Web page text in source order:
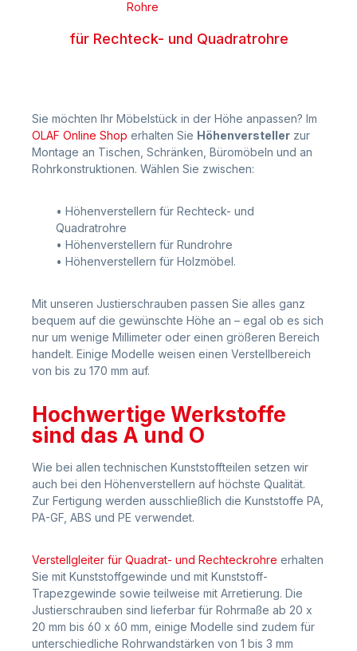
für Rechteck- und Quadratrohre
Sie möchten Ihr Möbelstück in der Höhe anpassen? Im
OLAF Online Shop erhalten Sie Höhenversteller zur
Montage an Tischen, Schränken, Büromöbeln und an
Rohrkonstruktionen. Wählen Sie zwischen:
• Höhenverstellern für Rechteck- und
Quadratrohre
• Höhenverstellern für Rundrohre
• Höhenverstellern für Holzmöbel.
Mit unseren Justierschrauben passen Sie alles ganz
bequem auf die gewünschte Höhe an – egal ob es sich
nur um wenige Millimeter oder einen größeren Bereich
handelt. Einige Modelle weisen einen Verstellbereich
von bis zu 170 mm auf.
Hochwertige Werkstoffe
sind das A und O
Wie bei allen technischen Kunststoffteilen setzen wir
auch bei den Höhenverstellern auf höchste Qualität.
Zur Fertigung werden ausschließlich die Kunststoffe PA,
PA-GF, ABS und PE verwendet.
Verstellgleiter für Quadrat- und Rechteckrohre erhalten
Sie mit Kunststoffgewinde und mit Kunststoff-
Trapezgewinde sowie teilweise mit Arretierung. Die
Justierschrauben sind lieferbar für Rohrmaße ab 20 x
20 mm bis 60 x 60 mm, einige Modelle sind zudem für
unterschiedliche Rohrwandstärken von 1 bis 3 mm